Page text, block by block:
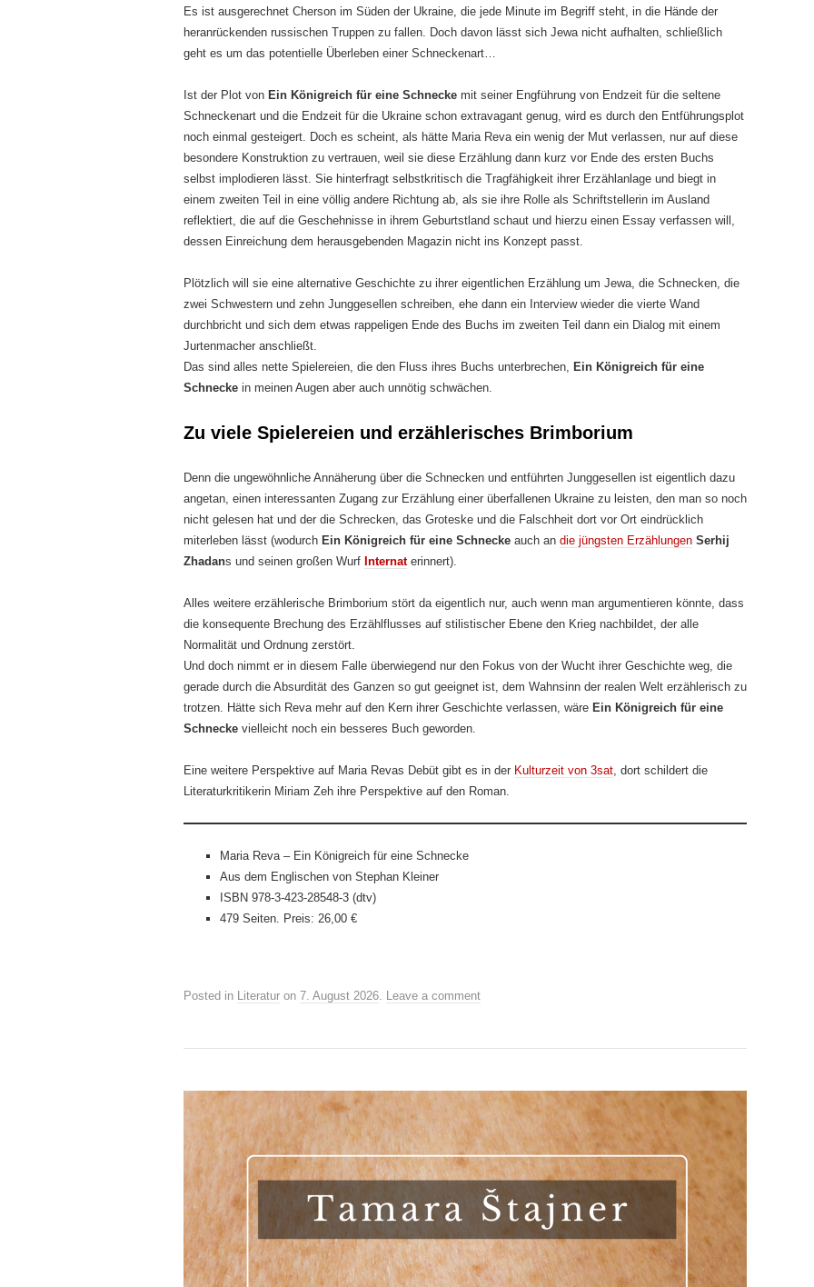
Es ist ausgerechnet Cherson im Süden der Ukraine, die jede Minute im Begriff steht, in die Hände der
heranrückenden russischen Truppen zu fallen. Doch davon lässt sich Jewa nicht aufhalten, schließlich
geht es um das potentielle Überleben einer Schneckenart…
Ist der Plot von Ein Königreich für eine Schnecke mit seiner Engführung von Endzeit für die seltene
Schneckenart und die Endzeit für die Ukraine schon extravagant genug, wird es durch den Entführungsplot
noch einmal gesteigert. Doch es scheint, als hätte Maria Reva ein wenig der Mut verlassen, nur auf diese
besondere Konstruktion zu vertrauen, weil sie diese Erzählung dann kurz vor Ende des ersten Buchs
selbst implodieren lässt. Sie hinterfragt selbstkritisch die Tragfähigkeit ihrer Erzählanlage und biegt in
einem zweiten Teil in eine völlig andere Richtung ab, als sie ihre Rolle als Schriftstellerin im Ausland
reflektiert, die auf die Geschehnisse in ihrem Geburtstland schaut und hierzu einen Essay verfassen will,
dessen Einreichung dem herausgebenden Magazin nicht ins Konzept passt.
Plötzlich will sie eine alternative Geschichte zu ihrer eigentlichen Erzählung um Jewa, die Schnecken, die
zwei Schwestern und zehn Junggesellen schreiben, ehe dann ein Interview wieder die vierte Wand
durchbricht und sich dem etwas rappeligen Ende des Buchs im zweiten Teil dann ein Dialog mit einem
Jurtenmacher anschließt.
Das sind alles nette Spielereien, die den Fluss ihres Buchs unterbrechen, Ein Königreich für eine
Schnecke in meinen Augen aber auch unnötig schwächen.
Zu viele Spielereien und erzählerisches Brimborium
Denn die ungewöhnliche Annäherung über die Schnecken und entführten Junggesellen ist eigentlich dazu
angetan, einen interessanten Zugang zur Erzählung einer überfallenen Ukraine zu leisten, den man so noch
nicht gelesen hat und der die Schrecken, das Groteske und die Falschheit dort vor Ort eindrücklich
miterleben lässt (wodurch Ein Königreich für eine Schnecke auch an die jüngsten Erzählungen Serhij
Zhadans und seinen großen Wurf Internat erinnert).
Alles weitere erzählerische Brimborium stört da eigentlich nur, auch wenn man argumentieren könnte, dass
die konsequente Brechung des Erzählflusses auf stilistischer Ebene den Krieg nachbildet, der alle
Normalität und Ordnung zerstört.
Und doch nimmt er in diesem Falle überwiegend nur den Fokus von der Wucht ihrer Geschichte weg, die
gerade durch die Absurdität des Ganzen so gut geeignet ist, dem Wahnsinn der realen Welt erzählerisch zu
trotzen. Hätte sich Reva mehr auf den Kern ihrer Geschichte verlassen, wäre Ein Königreich für eine
Schnecke vielleicht noch ein besseres Buch geworden.
Eine weitere Perspektive auf Maria Revas Debüt gibt es in der Kulturzeit von 3sat, dort schildert die
Literaturkritikerin Miriam Zeh ihre Perspektive auf den Roman.
Maria Reva – Ein Königreich für eine Schnecke
Aus dem Englischen von Stephan Kleiner
ISBN 978-3-423-28548-3 (dtv)
479 Seiten. Preis: 26,00 €
Posted in Literatur on 7. August 2026. Leave a comment